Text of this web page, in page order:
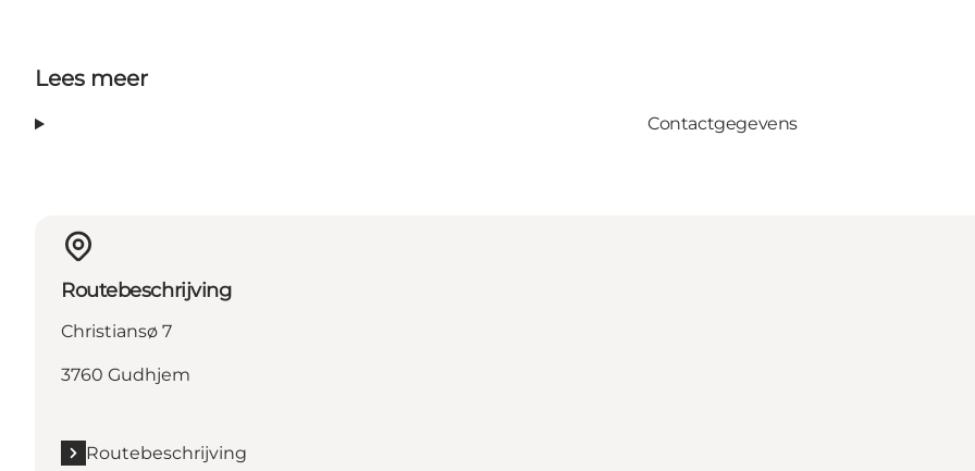
Lees meer
Contactgegevens
Routebeschrijving
Christiansø 7
3760 Gudhjem
Routebeschrijving